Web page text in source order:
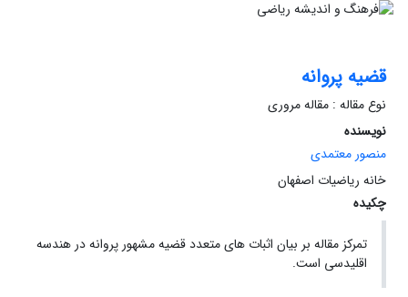
قضیه پروانه
نوع مقاله : مقاله مروری
نویسنده
منصور معتمدی
خانه ریاضیات اصفهان
چکیده
تمرکز مقاله بر بیان اثبات های متعدد قضیه مشهور پروانه در هندسه
اقلیدسی است.